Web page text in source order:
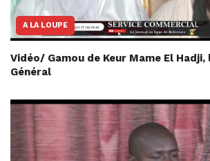
A LA LOUPE
Vidéo/ Gamou de Keur Mame El Hadji,
Général